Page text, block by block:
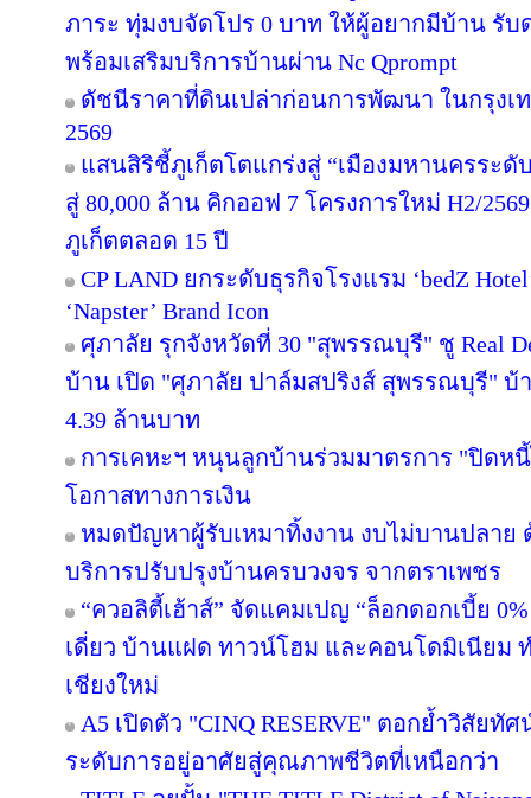
ภาระ ทุ่มงบจัดโปร 0 บาท ให้ผู้อยากมีบ้าน รับ
พร้อมเสริมบริการบ้านผ่าน Nc Qprompt
ดัชนีราคาที่ดินเปล่าก่อนการพัฒนา ในกรุงเ
2569
แสนสิริชี้ภูเก็ตโตแกร่งสู่ “เมืองมหานครระ
สู่ 80,000 ล้าน คิกออฟ 7 โครงการใหม่ H2/
ภูเก็ตตลอด 15 ปี
CP LAND ยกระดับธุรกิจโรงแรม ‘bedZ
‘Napster’ Brand Icon
ศุภาลัย รุกจังหวัดที่ 30 "สุพรรณบุรี" ชู Real
บ้าน เปิด "ศุภาลัย ปาล์มสปริงส์ สุพรรณบุรี" บ้
4.39 ล้านบาท
การเคหะฯ หนุนลูกบ้านร่วมมาตรการ "ปิดห
โอกาสทางการเงิน
หมดปัญหาผู้รับเหมาทิ้งงาน งบไม่บานปลาย ด้
บริการปรับปรุงบ้านครบวงจร จากตราเพชร
“ควอลิตี้เฮ้าส์” จัดแคมเปญ “ล็อกดอกเบี้ย
เดี่ยว บ้านแฝด ทาวน์โฮม และคอนโดมิเนียม
เชียงใหม่
A5 เปิดตัว "CINQ RESERVE" ตอกย้ำวิสัยทัศ
ระดับการอยู่อาศัยสู่คุณภาพชีวิตที่เหนือกว่า